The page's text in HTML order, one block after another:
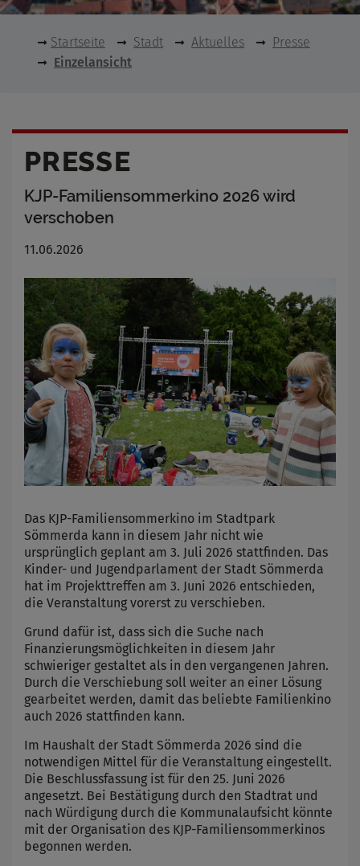
Startseite Stadt Aktuelles
Presse
Einzelansicht
PRESSE
KJP-Familiensommerkino 2026 wird
verschoben
11.06.2026
Das KJP-Familiensommerkino im Stadtpark
Sömmerda kann in diesem Jahr nicht wie
ursprünglich geplant am 3. Juli 2026 stattfinden. Das
Kinder- und Jugendparlament der Stadt Sömmerda
hat im Projekttreffen am 3. Juni 2026 entschieden,
die Veranstaltung vorerst zu verschieben.
Grund dafür ist, dass sich die Suche nach
Finanzierungsmöglichkeiten in diesem Jahr
schwieriger gestaltet als in den vergangenen Jahren.
Durch die Verschiebung soll weiter an einer Lösung
gearbeitet werden, damit das beliebte Familienkino
auch 2026 stattfinden kann.
Im Haushalt der Stadt Sömmerda 2026 sind die
notwendigen Mittel für die Veranstaltung eingestellt.
Die Beschlussfassung ist für den 25. Juni 2026
angesetzt. Bei Bestätigung durch den Stadtrat und
nach Würdigung durch die Kommunalaufsicht könnte
mit der Organisation des KJP-Familiensommerkinos
begonnen werden.